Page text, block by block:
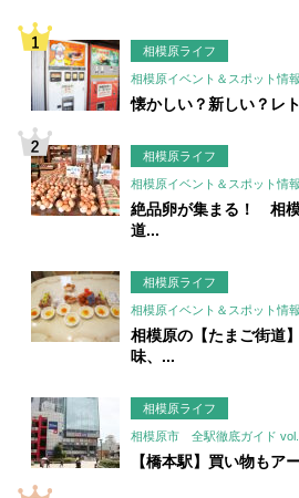
相模原ライフ
相模原イベント＆スポット情
懐かしい？新しい？レ
相模原ライフ
相模原イベント＆スポット情
絶品卵が集まる！ 相
道...
相模原ライフ
相模原イベント＆スポット情
相模原の【たまご街道
味、...
相模原ライフ
相模原市 全駅徹底ガイド
【橋本駅】買い物もア